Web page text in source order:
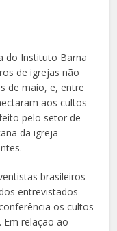
do Instituto Barna
de igrejas não
de maio, e, entre
aos cultos
pelo setor de
da igreja
brasileiros
entrevistados
os cultos
Em relação ao